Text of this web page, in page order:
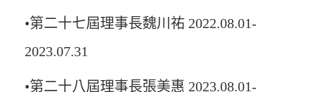
•第二十七屆理事長魏川祐 2022.08.01-
2023.07.31
•第二十八屆理事長張美惠 2023.08.01-